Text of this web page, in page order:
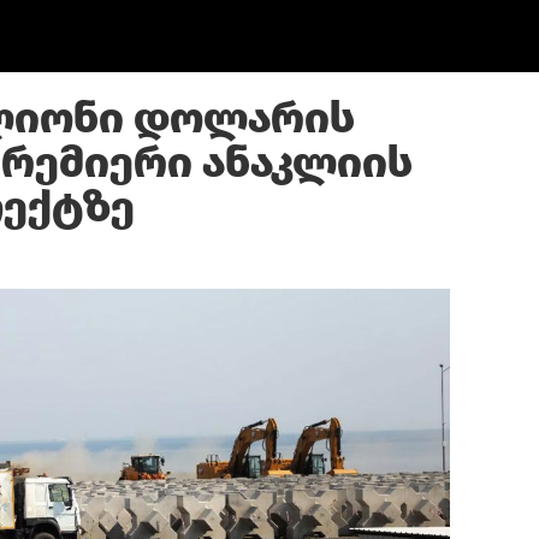
დოლარის
ანაკლიის